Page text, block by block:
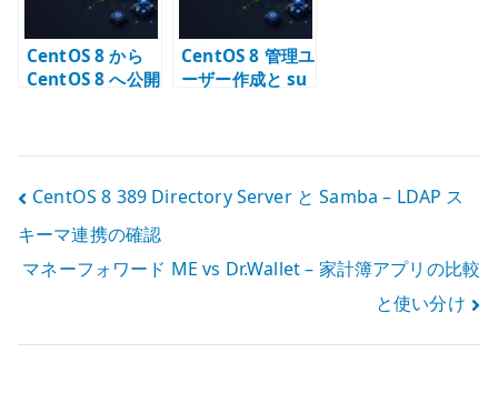
CentOS 8 から
CentOS 8 へ公開
CentOS 8 管理ユ
ーザー作成と su
投
稿
ナ
ビ
CentOS 8 389 Directory Server と Samba – LDAP ス
キーマ連携の確認
マネーフォワード ME vs Dr.Wallet – 家計簿アプリの比較
と使い分け